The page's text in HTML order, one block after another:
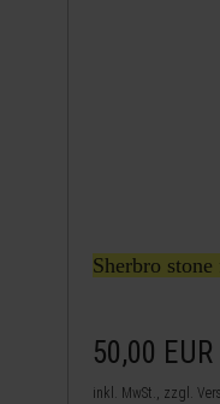
Sherbro
50,00 EUR
inkl. MwSt., zzgl.